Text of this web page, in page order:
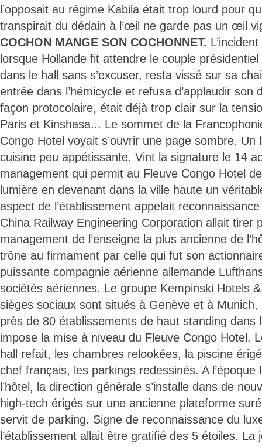
l’opposait au régime Kabila était trop lourd pour
transpirait du dédain à l’œil ne garde pas un œil
COCHON MANGE SON COCHONNET.
lorsque Hollande fit attendre le couple
dans le hall sans s’excuser, resta vissé sur sa
entrée dans l’hémicycle et refusa d’applaudir son
façon protocolaire, était déjà trop clair sur la
Paris et Kinshasa... Le sommet de la
Congo Hotel voyait s’ouvrir une page sombre. Un
cuisine peu appétissante. Vint la signature le 14
management qui permit au Fleuve Congo Hotel
lumière en devenant dans la ville haute un
aspect de l’établissement appelait
China Railway Engineering Corporation allait tirer
management de l’enseigne la plus ancienne de
trône au firmament par celle qui fut son
puissante compagnie aérienne allemande
sociétés aériennes. Le groupe Kempinski Hotels
sièges sociaux sont situés à Genève et à
près de 80 établissements de haut standing dans
impose la mise à niveau du Fleuve Congo Hotel.
hall refait, les chambres relookées, la piscine
chef français, les parkings redessinés. A
l’hôtel, la direction générale s’installe dans de
high-tech érigés sur une ancienne plateforme
servit de parking. Signe de reconnaissance du
l’établissement allait être gratifié des 5 étoiles. La